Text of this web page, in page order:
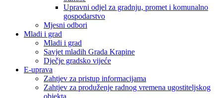
Upravni odjel za gradnju, promet i komunalno
gospodarstvo
Mjesni odbori
Mladi i grad
Mladi i grad
Savjet mladih Grada Krapine
Dječje gradsko vijeće
E-uprava
Zahtjev za pristup informacijama
Zahtjev za produženje radnog vremena ugostiteljskog
objekta